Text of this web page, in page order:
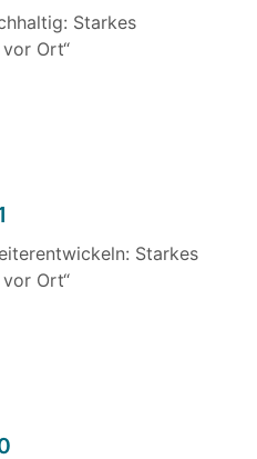
Starkes
Ort“
Starkes
Ort“